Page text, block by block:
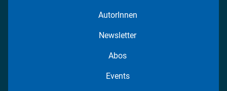
AutorInnen
Newsletter
Abos
Events